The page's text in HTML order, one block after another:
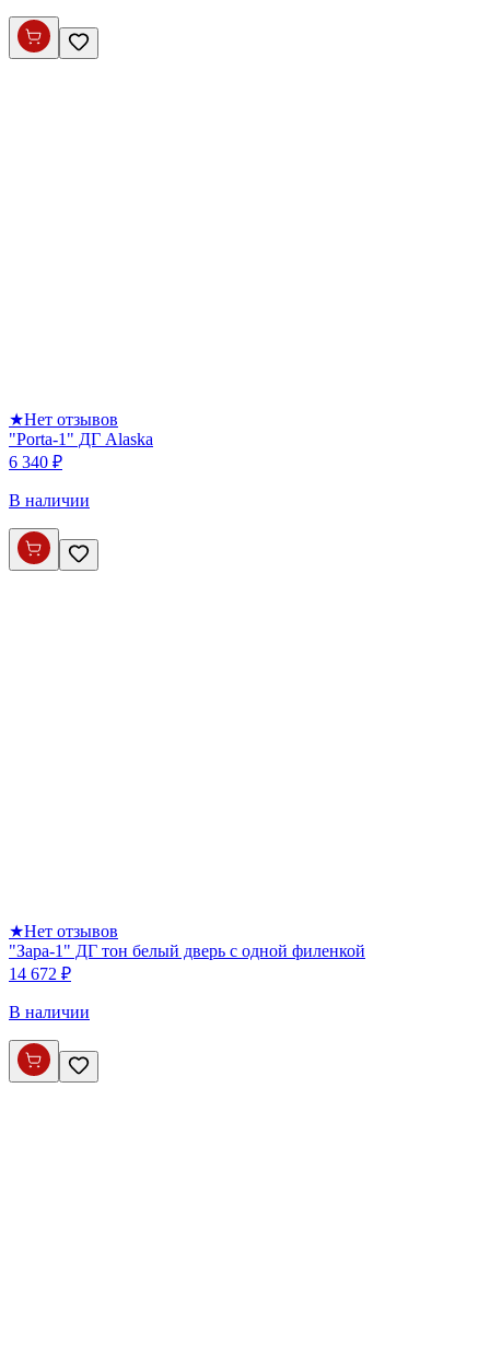
★Нет отзывов
"Porta-1" ДГ Alaska
6 340 ₽
В наличии
★Нет отзывов
"Зара-1" ДГ тон белый дверь с одной филенкой
14 672 ₽
В наличии